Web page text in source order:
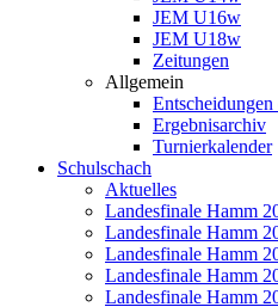
JEM U16w
JEM U18w
Zeitungen
Allgemein
Entscheidungen
Ergebnisarchiv
Turnierkalender
Schulschach
Aktuelles
Landesfinale Hamm
Landesfinale Hamm
Landesfinale Hamm
Landesfinale Hamm
Landesfinale Hamm